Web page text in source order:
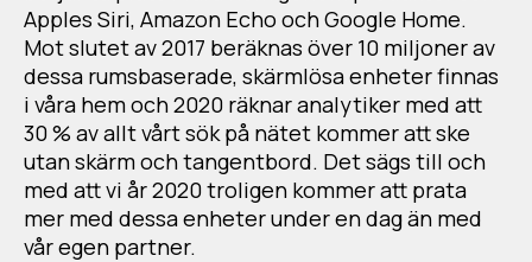
Apples Siri, Amazon Echo och Google Home.
Mot slutet av 2017 beräknas över 10 miljoner av
dessa rumsbaserade, skärmlösa enheter finnas
i våra hem och 2020 räknar analytiker med att
30 % av allt vårt sök på nätet kommer att ske
utan skärm och tangentbord. Det sägs till och
med att vi år 2020 troligen kommer att prata
mer med dessa enheter under en dag än med
vår egen partner.